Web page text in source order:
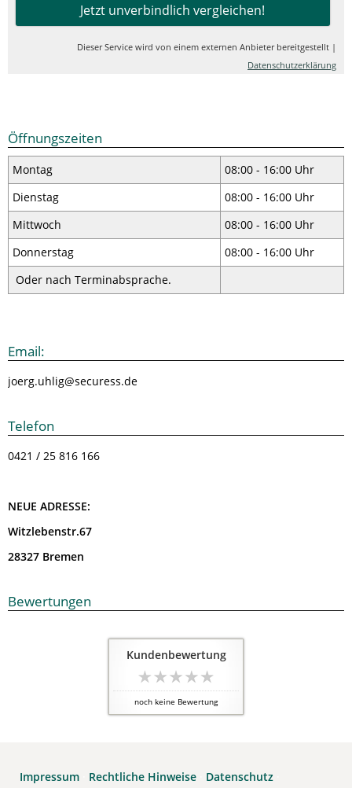
Jetzt unverbindlich vergleichen!
Dieser Service wird von einem externen Anbieter bereitgestellt |
Datenschutzerklärung
Öffnungszeiten
Montag
08:00 - 16:00 Uhr
Dienstag
08:00 - 16:00 Uhr
Mittwoch
08:00 - 16:00 Uhr
Donnerstag
08:00 - 16:00 Uhr
Oder nach Terminabsprache.
Email:
joerg.uhlig@securess.de
Telefon
0421 / 25 816 166
NEUE ADRESSE:
Witzlebenstr.67
28327 Bremen
Bewertungen
Kundenbewertung
noch keine Bewertung
Impressum Rechtliche Hinweise Datenschutz